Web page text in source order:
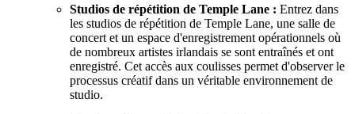
Studios de répétition de Temple Lane : Entrez dans
les studios de répétition de Temple Lane, une salle de
concert et un espace d'enregistrement opérationnels où
de nombreux artistes irlandais se sont entraînés et ont
enregistré. Cet accès aux coulisses permet d'observer le
processus créatif dans un véritable environnement de
studio.